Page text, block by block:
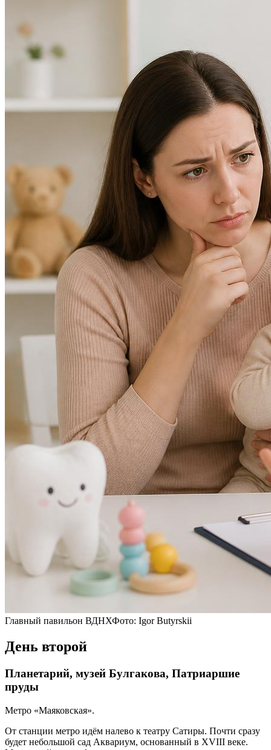
Главный павильон ВДНХФото: Igor Butyrskii
День второй
Планетарий, музей Булгакова, Патриаршие
пруды
Метро «Маяковская».
От станции метро идём налево к театру Сатиры. Почти сразу
будет небольшой сад Аквариум, основанный в XVIII веке.